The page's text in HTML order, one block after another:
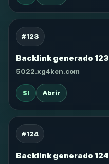
#123
Backlink generado 123
5022.xg4ken.com
SI Abrir
#124
Backlink generado 124